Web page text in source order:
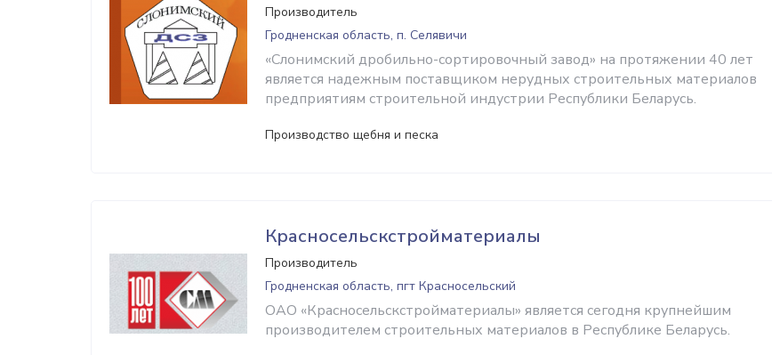
Производитель
Гродненская область, п. Селявичи
«Слонимский дробильно-сортировочный завод» на протяжении 40 лет
является надежным поставщиком нерудных строительных материалов
предприятиям строительной индустрии Республики Беларусь.
Производство щебня и песка
Красносельскстройматериалы
Производитель
Гродненская область, пгт Красносельский
ОАО «Красносельскстройматериалы» является сегодня крупнейшим
производителем строительных материалов в Республике Беларусь.